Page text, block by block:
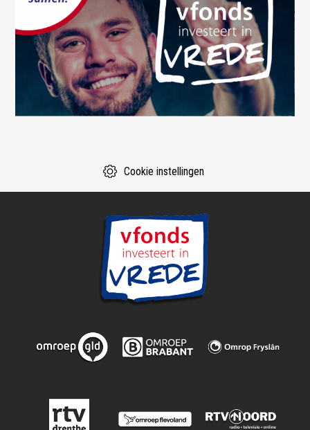
Cookie instellingen